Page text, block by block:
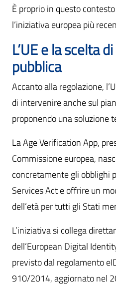
È proprio in questo
l’iniziativa europea più
L’UE e la scelta
pubblica
Accanto alla regolazione,
di intervenire anche sul
proponendo una soluzione
La Age Verification App,
Commissione europea,
concretamente gli obblighi
Services Act e offrire un
dell’età per tutti gli Stati
L’iniziativa si collega
dell’European Digital
previsto dal regolamento
910/2014, aggiornato nel